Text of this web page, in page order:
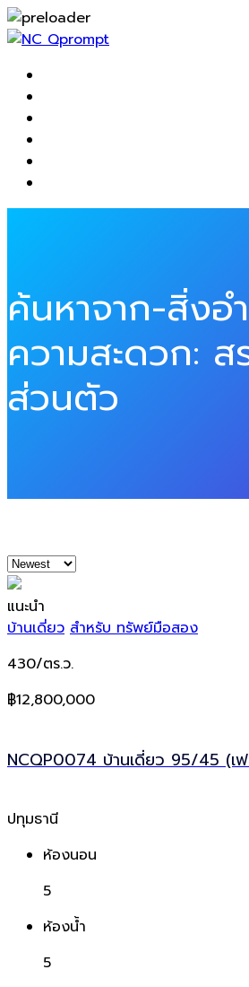
ค้นหาจาก-สิ่งอ
ความสะดวก: ส
ส่วนตัว
แนะนำ
บ้านเดี่ยว สำหรับ ทรัพย์มือสอง
430/ตร.ว.
฿12,800,000
NCQP0074 บ้านเดี่ยว 95/45 (เฟ
ปทุมธานี
ห้องนอน
5
ห้องน้ำ
5